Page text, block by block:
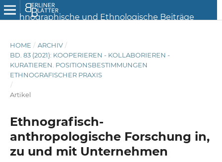
HOME / ARCHIV /
BD. 83 (2021): KOOPERIEREN - KOLLABORIEREN -
KURATIEREN. POSITIONSBESTIMMUNGEN
ETHNOGRAFISCHER PRAXIS
/
Artikel
Ethnografisch-
anthropologische Forschung in,
zu und mit Unternehmen